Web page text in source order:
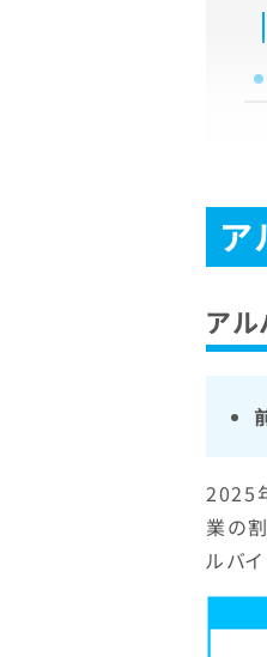
ア
ア
2025
業の
ルバ